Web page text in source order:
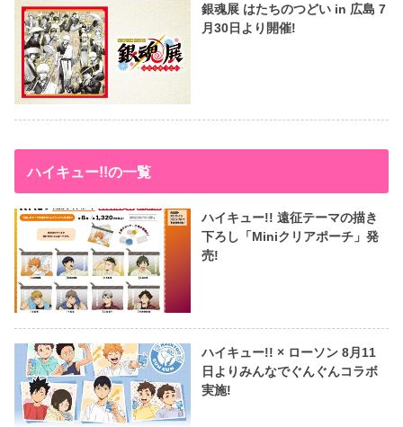
銀魂展 はたちのつどい in 広島 7
月30日より開催!
ハイキュー!!の一覧
ハイキュー!! 遠征テーマの描き
下ろし「Miniクリアポーチ」発
売!
ハイキュー!! × ローソン 8月11
日よりみんなでぐんぐんコラボ
実施!